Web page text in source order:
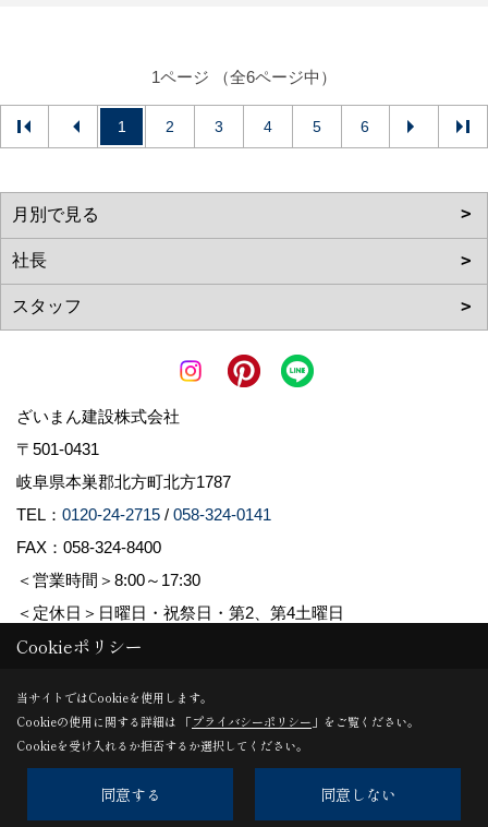
1ページ （全6ページ中）
1 2 3 4 5 6
ざいまん建設株式会社
〒501-0431
岐阜県本巣郡北方町北方1787
TEL： 0120-24-2715 / 058-324-0141
FAX：058-324-8400
＜営業時間＞8:00～17:30
＜定休日＞日曜日・祝祭日・第2、第4土曜日
Copyright (c) ざいまん建設株式会社. All Rights Reserved.
Produced byゴデスクリエイト
Cookieポリシー
当サイトではCookieを使用します。
Cookieの使用に関する詳細は 「プライバシーポリシー 」をご覧ください。
Cookieを受け入れるか拒否するか選択してください。
同意する 同意しない